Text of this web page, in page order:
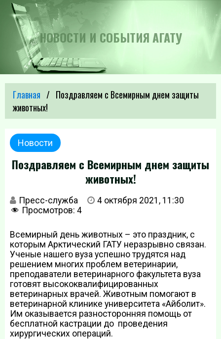
НОВОСТИ И СОБЫТИЯ АГАТУ
Главная
Поздравляем с Всемирным днем защиты
животных!
Новости
Поздравляем с Всемирным днем защиты
животных!
Пресс-служба
4 октября 2021, 11:30
Просмотров: 4
Всемирный день животных – это праздник, с
которым Арктический ГАТУ неразрывно связан.
Ученые нашего вуза успешно трудятся над
решением многих проблем ветеринарии,
преподаватели ветеринарного факультета вуза
готовят высококвалифицированных
ветеринарных врачей. Животным помогают в
ветеринарной клинике университета «Айболит».
Им оказывается разносторонняя помощь от
бесплатной кастрации до проведения
хирургических операций.